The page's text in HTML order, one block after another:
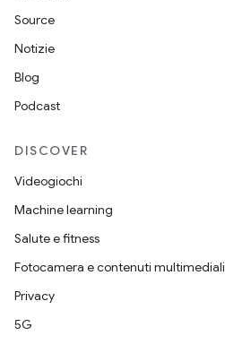
Source
Notizie
Blog
Podcast
DISCOVER
Videogiochi
Machine learning
Salute e fitness
Fotocamera e contenuti multimediali
Privacy
5G